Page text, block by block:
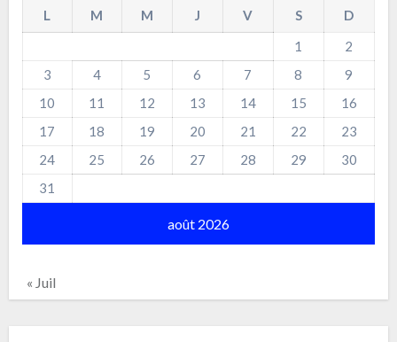
août 2026
L M M J V S
D
1
2
3
4 5 6 7 8
9
10
11 12 13 14 15
16
17
18 19 20 21 22
23
24
25 26 27 28 29
30
31
« Juil